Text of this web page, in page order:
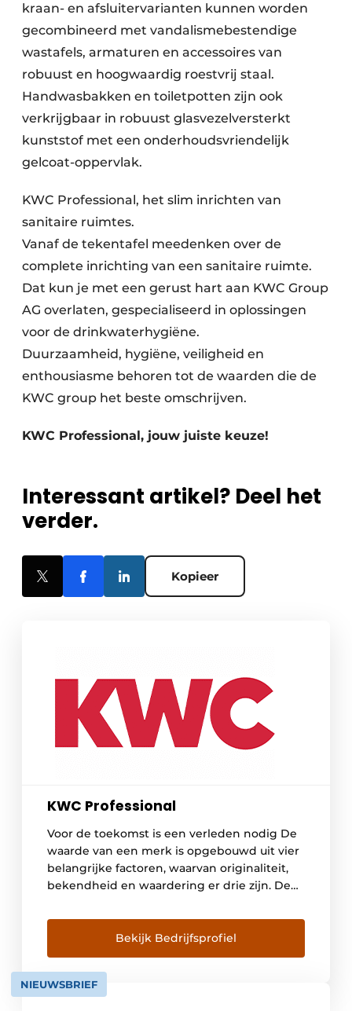
kraan- en afsluitervarianten kunnen worden
gecombineerd met vandalismebestendige
wastafels, armaturen en accessoires van
robuust en hoogwaardig roestvrij staal.
Handwasbakken en toiletpotten zijn ook
verkrijgbaar in robuust glasvezelversterkt
kunststof met een onderhoudsvriendelijk
gelcoat-oppervlak.
KWC Professional, het slim inrichten van
sanitaire ruimtes.
Vanaf de tekentafel meedenken over de
complete inrichting van een sanitaire ruimte.
Dat kun je met een gerust hart aan KWC Group
AG overlaten, gespecialiseerd in oplossingen
voor de drinkwaterhygiëne.
Duurzaamheid, hygiëne, veiligheid en
enthousiasme behoren tot de waarden die de
KWC group het beste omschrijven.
KWC Professional, jouw juiste keuze!
Interessant artikel? Deel het
verder.
Kopieer
KWC Professional
Voor de toekomst is een verleden nodig De
waarde van een merk is opgebouwd uit vier
belangrijke factoren, waarvan originaliteit,
bekendheid en waardering er drie zijn. De
over een langere periode absoluut
hoogwaardig en betrouwbaar moet blijken
te zijn. De geschiedenis en continuïteit van
een merk worden steeds […]
Bekijk Bedrijfsprofiel
NIEUWSBRIEF